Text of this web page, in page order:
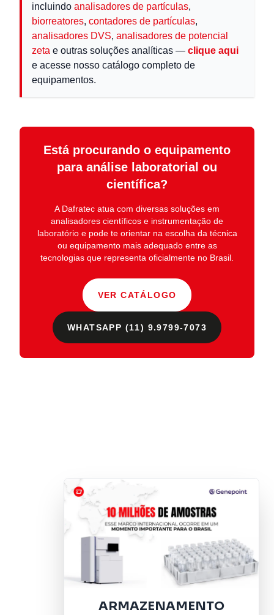
ARMAZENAMENTO
incluindo analisadores de partículas,
biorreatores, contadores de partículas,
analisadores DVS, analisadores de potencial
zeta e outras soluções analíticas — clique aqui
e acesse nosso catálogo completo de
equipamentos.
Está procurando o equipamento
para análise laboratorial ou
científica?
A Dafratec atua com diversas soluções em
analisadores científicos e instrumentação de
laboratórioe pode te orientar na escolha da técnica
ou equipamento mais adequado entre as
tecnologias que representa oficialmente no Brasil.
VER CATÁLOGO
WHATSAPP (11) 9.9799-7073